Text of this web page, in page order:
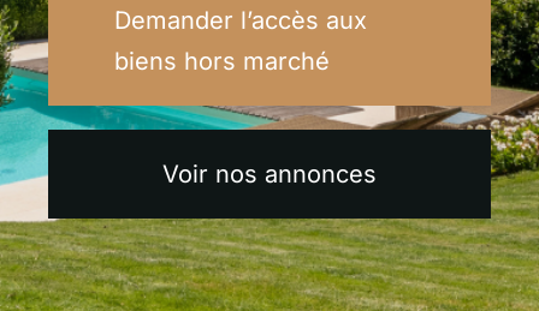
Demander l’accès aux
biens hors marché
Voir nos annonces